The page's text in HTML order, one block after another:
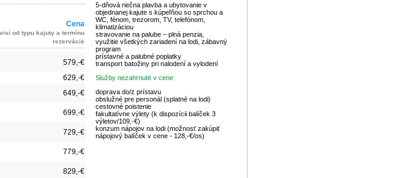
Cena
od typu kajuty a termínu
rezervácie
579,-€
629,-€
649,-€
699,-€
729,-€
779,-€
829,-€
5-dňová riečna plavba a ubytovanie v
objednanej kajute s kúpeľňou so sprchou a
WC, fénom, trezorom, TV, telefónom,
klimatizáciou
stravovanie na palube – plná penzia,
využitie všetkých zariadení na lodi, zábavný
program
prístavné a palubné poplatky
transport batožiny pri nalodení a vylodení
Služby nezahrnuté v cene
doprava do/z prístavu
obslužné pre personál (splatné na lodi)
cestovné poistenie
fakultatívne výlety (k dispozícii balíček 3
výletov/109,-€)
konzum nápojov na lodi (možnosť zakúpiť
nápojový balíček v cene - 128,-€/os)